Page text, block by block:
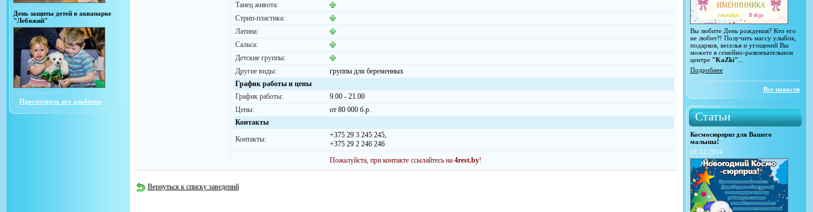
День защиты детей в аквапарке
"Лебяжий"
Просмотреть все альбомы
Танец живота:
Стрип-пластика:
Латина:
Сальса:
Детские группы:
Другие виды:
группы для беременных
График работы и цены
График работы:
9.00 - 21.00
Цены:
от 80 000 б.р.
Контакты
Контакты:
+375 29 3 245 245,
+375 29 2 246 246
Пожалуйста, при контакте ссылайтесь на 4rest.by!
Вернуться к списку заведений
Вы любите День рождения? Кто его
не любит?! Получить массу улыбок,
подарков, веселья и угощений Вы
можете в семейно-развлекательном
центре "KaZki"
Подробнее
Все новости
Статьи
Космосюрприз для Вашего
малыша!
01.12.2014